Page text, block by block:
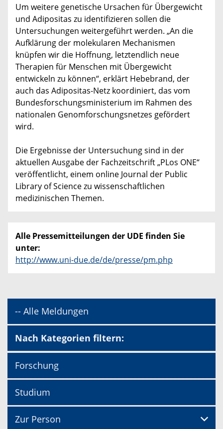
Um weitere genetische Ursachen für Übergewicht
und Adipositas zu identifizieren sollen die
Untersuchungen weitergeführt werden. „An die
Aufklärung der molekularen Mechanismen
knüpfen wir die Hoffnung, letztendlich neue
Therapien für Menschen mit Übergewicht
entwickeln zu können“, erklärt Hebebrand, der
auch das Adipositas-Netz koordiniert, das vom
Bundesforschungsministerium im Rahmen des
nationalen Genomforschungsnetzes gefördert
wird.
Die Ergebnisse der Untersuchung sind in der
aktuellen Ausgabe der Fachzeitschrift „PLos ONE“
veröffentlicht, einem online Journal der Public
Library of Science zu wissenschaftlichen
medizinischen Themen.
Alle Pressemitteilungen der UDE finden Sie
unter:
http://www.uni-due.de/de/presse/pm.php
-- Alle Meldungen
Nach Kategorien filtern:
Forschung
Studium
Zur Person